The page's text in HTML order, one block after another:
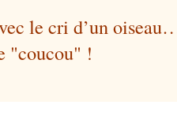
le cri d’un
"coucou" !